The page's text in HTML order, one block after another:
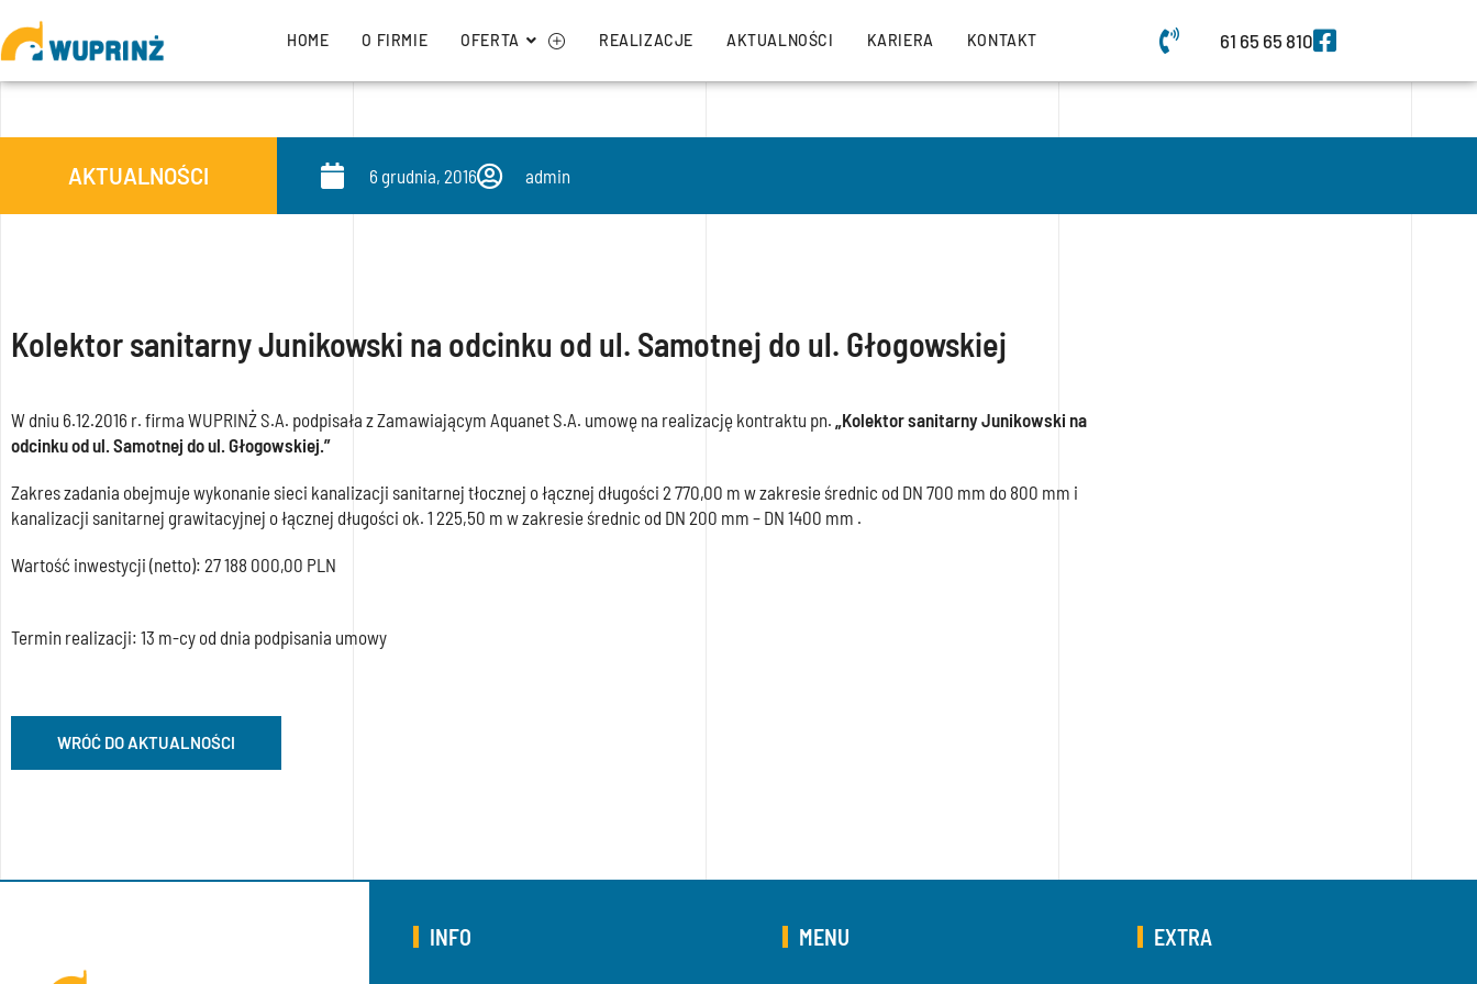
HOME O FIRMIE OFERTA REALIZACJE AKTUALNOŚCI KARIERA KONTAKT 61 65 65 810
AKTUALNOŚCI 6 grudnia, 2016 admin
Kolektor sanitarny Junikowski na odcinku od ul. Samotnej do ul. Głogowskiej
W dniu 6.12.2016 r. firma WUPRINŻ S.A. podpisała z Zamawiającym Aquanet S.A. umowę na realizację kontraktu pn. „Kolektor sanitarny Junikowski na
odcinku od ul. Samotnej do ul. Głogowskiej.”
Zakres zadania obejmuje wykonanie sieci kanalizacji sanitarnej tłocznej o łącznej długości 2 770,00 m w zakresie średnic od DN 700 mm do 800 mm i
kanalizacji sanitarnej grawitacyjnej o łącznej długości ok. 1 225,50 m w zakresie średnic od DN 200 mm – DN 1400 mm .
Wartość inwestycji (netto): 27 188 000,00 PLN
Termin realizacji: 13 m-cy od dnia podpisania umowy
WRÓĆ DO AKTUALNOŚCI
INFO MENU EXTRA